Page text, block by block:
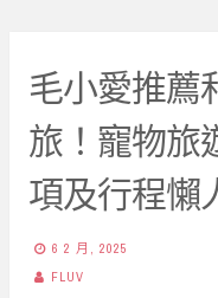
毛小愛推薦
旅！寵物旅
項及行程懶
6 2 月, 2025
FLUV